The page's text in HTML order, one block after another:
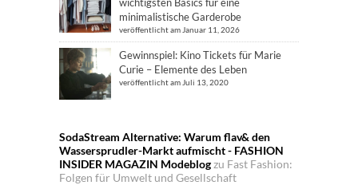
minimalistische Garderobe
veröffentlicht am Januar 11, 2026
Gewinnspiel: Kino Tickets für Marie
Curie – Elemente des Leben
veröffentlicht am Juli 13, 2020
SodaStream Alternative: Warum flav& den
Wassersprudler-Markt aufmischt - FASHION
INSIDER MAGAZIN Modeblogzu Fast Fashion:
Folgen für Umwelt und Gesellschaft